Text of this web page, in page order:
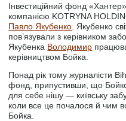
Інвестиційний фонд
компанією KOTRYNA
Павло Якубенко . Якубенко
пов’язували з керівником
Якубенка Володимир
керівництвом Бойка.
Понад рік тому журналісти
фонд, припустивши, що
для себе нішу — київську
коли все це почалося й чим
Бойка.